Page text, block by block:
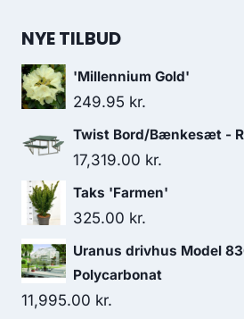
NYE TILBUD
'Millennium Gold'
249.95 kr.
Twist Bord/Bænkesæt -
17,319.00 kr.
Taks 'Farmen'
325.00 kr.
Uranus drivhus Model
Polycarbonat
11,995.00 kr.